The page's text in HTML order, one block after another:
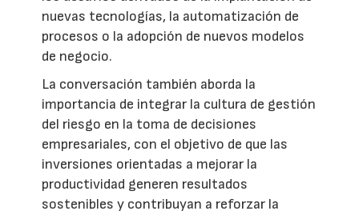
nuevas tecnologías, la automatización de
procesos o la adopción de nuevos modelos
de negocio.
La conversación también aborda la
importancia de integrar la cultura de gestión
del riesgo en la toma de decisiones
empresariales, con el objetivo de que las
inversiones orientadas a mejorar la
productividad generen resultados
sostenibles y contribuyan a reforzar la